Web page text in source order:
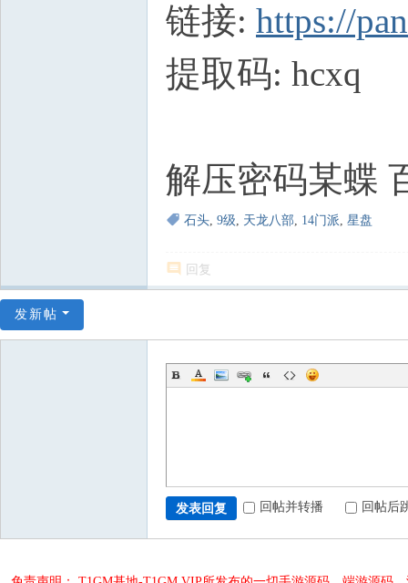
链接: https://
提取码: hcxq
解压密码某蝶
石头, 9级, 天龙八部, 14门派, 星盘
回复
发新帖
发表回复 回帖并转播 回帖后